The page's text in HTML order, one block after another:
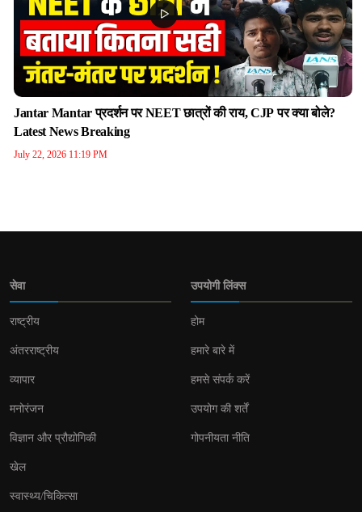
Jantar Mantar प्रदर्शन पर NEET छात्रों की राय, CJP पर क्या बोले?
Latest News Breaking
July 22, 2026 11:19 PM
सेवा
राष्ट्रीय
अंतरराष्ट्रीय
व्यापार
मनोरंजन
विज्ञान और प्रौद्योगिकी
खेल
स्वास्थ्य/चिकित्सा
उपयोगी लिंक्स
होम
हमारे बारे में
हमसे संपर्क करें
उपयोग की शर्तें
गोपनीयता नीति